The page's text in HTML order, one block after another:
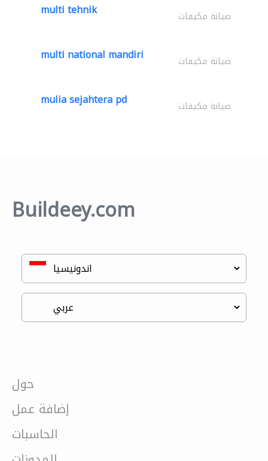
multi tehnik صيانة مكيفات
multi national mandiri صيانة مكيفات
mulia sejahtera pd صيانة مكيفات
Buildeey.com
حول
إضافة عمل
الحاسبات